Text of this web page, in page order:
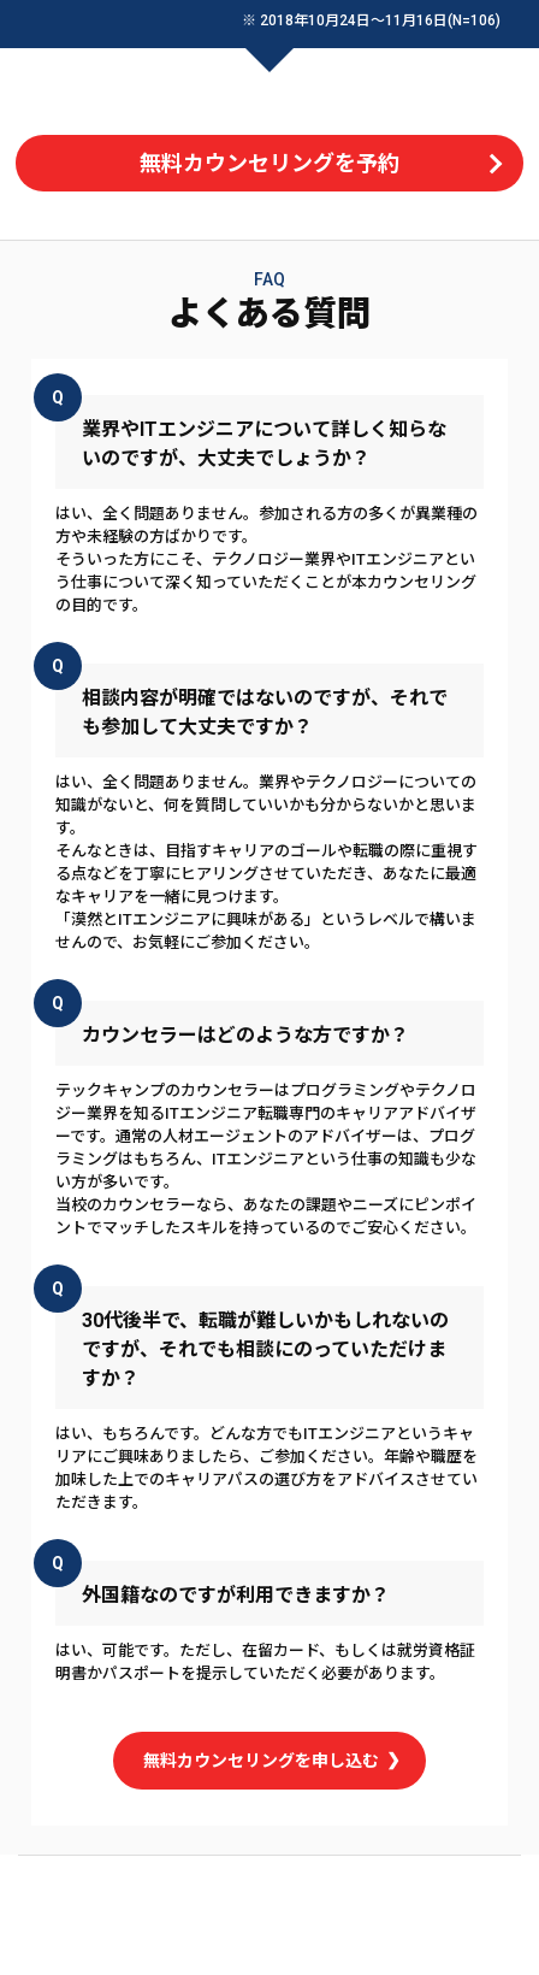
※ 2018年10月24日〜11月16日(N=106)
無料カウンセリングを予約
FAQ
よくある質問
Q
業界やITエンジニアについて詳しく知らな
いのですが、大丈夫でしょうか？
はい、全く問題ありません。参加される方の多くが異業種の
方や未経験の方ばかりです。
そういった方にこそ、テクノロジー業界やITエンジニアとい
う仕事について深く知っていただくことが本カウンセリング
の目的です。
Q
相談内容が明確ではないのですが、それで
も参加して大丈夫ですか？
はい、全く問題ありません。業界やテクノロジーについての
知識がないと、何を質問していいかも分からないかと思いま
す。
そんなときは、目指すキャリアのゴールや転職の際に重視す
る点などを丁寧にヒアリングさせていただき、あなたに最適
なキャリアを一緒に見つけます。
「漠然とITエンジニアに興味がある」というレベルで構いま
せんので、お気軽にご参加ください。
Q
カウンセラーはどのような方ですか？
テックキャンプのカウンセラーはプログラミングやテクノロ
ジー業界を知るITエンジニア転職専門のキャリアアドバイザ
ーです。通常の人材エージェントのアドバイザーは、プログ
ラミングはもちろん、ITエンジニアという仕事の知識も少な
い方が多いです。
当校のカウンセラーなら、あなたの課題やニーズにピンポイ
ントでマッチしたスキルを持っているのでご安心ください。
Q
30代後半で、転職が難しいかもしれないの
ですが、それでも相談にのっていただけま
すか？
はい、もちろんです。どんな方でもITエンジニアというキャ
リアにご興味ありましたら、ご参加ください。年齢や職歴を
加味した上でのキャリアパスの選び方をアドバイスさせてい
ただきます。
Q
外国籍なのですが利用できますか？
はい、可能です。ただし、在留カード、もしくは就労資格証
明書かパスポートを提示していただく必要があります。
無料カウンセリングを申し込む